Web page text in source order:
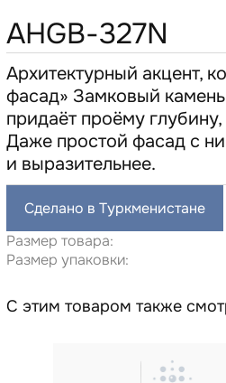
AHGB-327N
Архитектурный акцент,
фасад» Замковый
придаёт проёму
Даже простой фасад с
и выразительнее.
Сделано в Туркменистане
Размер товара:
Размер упаковки:
С этим товаром также